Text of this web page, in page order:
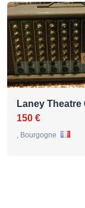
Laney Theatre
150 €
, Bourgogne